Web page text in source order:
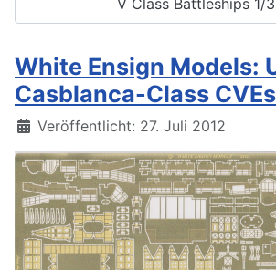
White Ensign Models:
Casblanca-Class
Details
Veröffentlicht: 27. Juli 2012